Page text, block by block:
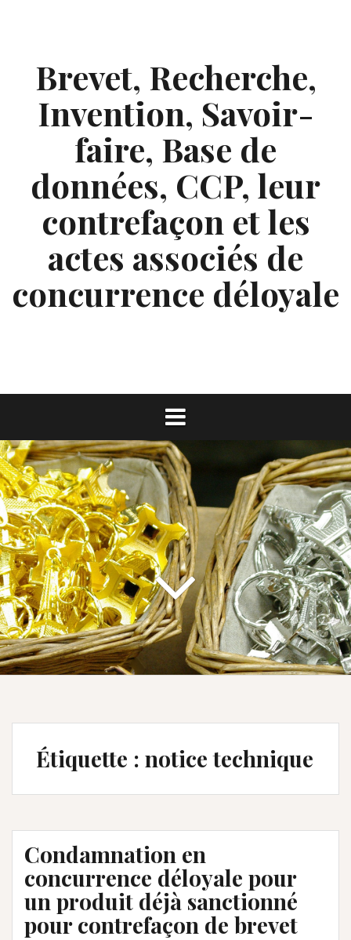
Brevet, Recherche,
Invention, Savoir-
faire, Base de
données, CCP, leur
contrefaçon et les
actes associés de
concurrence déloyale
Étiquette : notice technique
Condamnation en
concurrence déloyale pour
un produit déjà sanctionné
pour contrefaçon de brevet